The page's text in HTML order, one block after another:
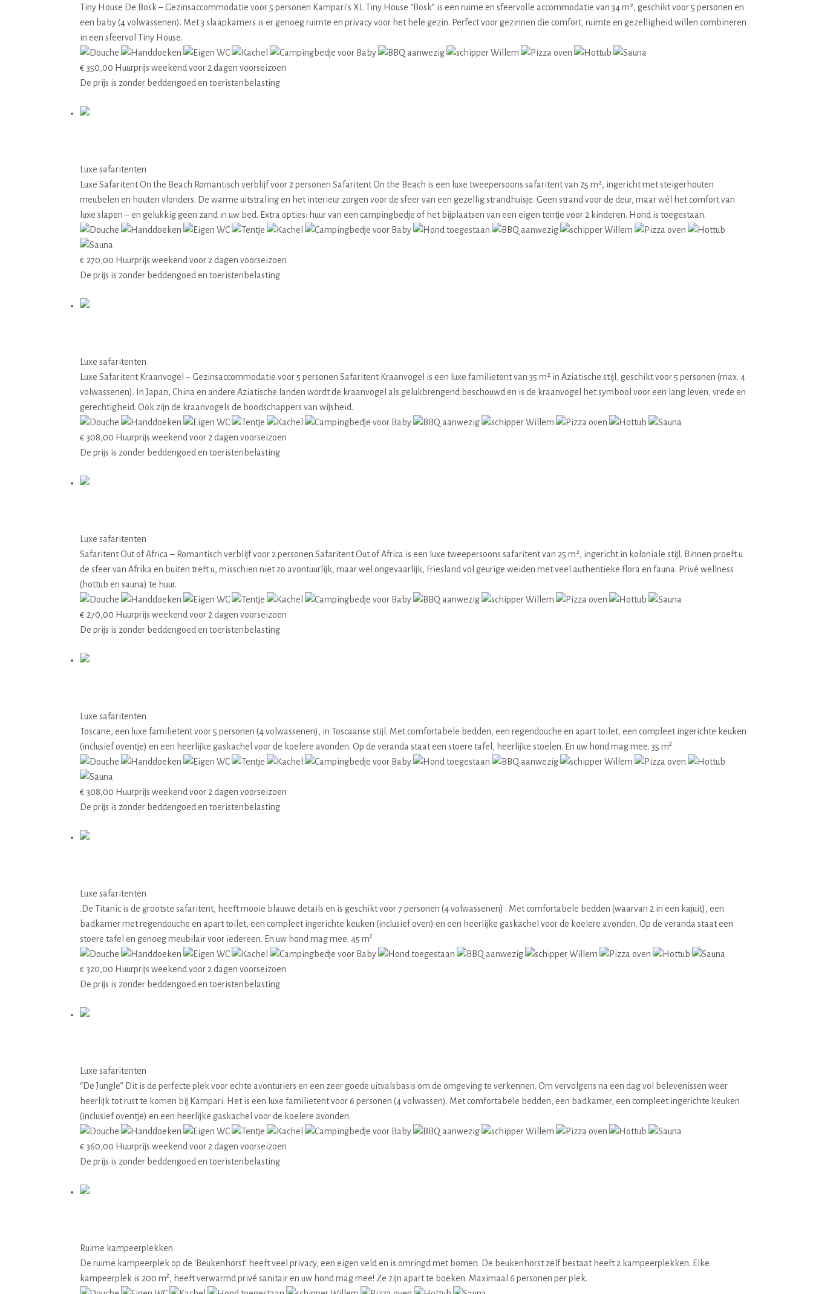
Tiny House De Bosk – Gezinsaccommodatie voor 5 personen Kampari’s XL Tiny House “Bosk” is een ruime en sfeervolle accommodatie van 34 m², geschikt voor 5 personen en
een baby (4 volwassenen). Met 3 slaapkamers is er genoeg ruimte en privacy voor het hele gezin. Perfect voor gezinnen die comfort, ruimte en gezelligheid willen combineren
in een sfeervol Tiny House.
€ 350,00 Huurprijs weekend voor 2 dagen voorseizoen
De prijs is zonder beddengoed en toeristenbelasting
Luxe safaritenten
Luxe Safaritent On the Beach Romantisch verblijf voor 2 personen Safaritent On the Beach is een luxe tweepersoons safaritent van 25 m², ingericht met steigerhouten
meubelen en houten vlonders. De warme uitstraling en het interieur zorgen voor de sfeer van een gezellig strandhuisje. Geen strand voor de deur, maar wél het comfort van
luxe slapen – en gelukkig geen zand in uw bed. Extra opties: huur van een campingbedje of het bijplaatsen van een eigen tentje voor 2 kinderen. Hond is toegestaan.
€ 270,00 Huurprijs weekend voor 2 dagen voorseizoen
De prijs is zonder beddengoed en toeristenbelasting
Luxe safaritenten
Luxe Safaritent Kraanvogel – Gezinsaccommodatie voor 5 personen Safaritent Kraanvogel is een luxe familietent van 35 m² in Aziatische stijl, geschikt voor 5 personen (max. 4
volwassenen). In Japan, China en andere Aziatische landen wordt de kraanvogel als gelukbrengend beschouwd en is de kraanvogel het symbool voor een lang leven, vrede en
gerechtigheid. Ook zijn de kraanvogels de boodschappers van wijsheid.
€ 308,00 Huurprijs weekend voor 2 dagen voorseizoen
De prijs is zonder beddengoed en toeristenbelasting
Luxe safaritenten
Safaritent Out of Africa – Romantisch verblijf voor 2 personen Safaritent Out of Africa is een luxe tweepersoons safaritent van 25 m², ingericht in koloniale stijl. Binnen proeft u
de sfeer van Afrika en buiten treft u, misschien niet zo avontuurlijk, maar wel ongevaarlijk, Friesland vol geurige weiden met veel authentieke flora en fauna. Privé wellness
(hottub en sauna) te huur.
€ 270,00 Huurprijs weekend voor 2 dagen voorseizoen
De prijs is zonder beddengoed en toeristenbelasting
Luxe safaritenten
Toscane, een luxe familietent voor 5 personen (4 volwassenen), in Toscaanse stijl. Met comfortabele bedden, een regendouche en apart toilet, een compleet ingerichte keuken
(inclusief oventje) en een heerlijke gaskachel voor de koelere avonden. Op de veranda staat een stoere tafel, heerlijke stoelen. En uw hond mag mee. 35 m2
€ 308,00 Huurprijs weekend voor 2 dagen voorseizoen
De prijs is zonder beddengoed en toeristenbelasting
Luxe safaritenten
.De Titanic is de grootste safaritent, heeft mooie blauwe details en is geschikt voor 7 personen (4 volwassenen) . Met comfortabele bedden (waarvan 2 in een kajuit), een
badkamer met regendouche en apart toilet, een compleet ingerichte keuken (inclusief oven) en een heerlijke gaskachel voor de koelere avonden. Op de veranda staat een
stoere tafel en genoeg meubilair voor iedereen. En uw hond mag mee. 45 m2
€ 320,00 Huurprijs weekend voor 2 dagen voorseizoen
De prijs is zonder beddengoed en toeristenbelasting
Luxe safaritenten
“De Jungle” Dit is de perfecte plek voor echte avonturiers en een zeer goede uitvalsbasis om de omgeving te verkennen. Om vervolgens na een dag vol belevenissen weer
heerlijk tot rust te komen bij Kampari. Het is een luxe familietent voor 6 personen (4 volwassen). Met comfortabele bedden, een badkamer, een compleet ingerichte keuken
(inclusief oventje) en een heerlijke gaskachel voor de koelere avonden.
€ 360,00 Huurprijs weekend voor 2 dagen voorseizoen
De prijs is zonder beddengoed en toeristenbelasting
Ruime kampeerplekken
De ruime kampeerplek op de ‘Beukenhorst’ heeft veel privacy, een eigen veld en is omringd met bomen. De beukenhorst zelf bestaat heeft 2 kampeerplekken. Elke
kampeerplek is 200 m2, heeft verwarmd privé sanitair en uw hond mag mee! Ze zijn apart te boeken. Maximaal 6 personen per plek.